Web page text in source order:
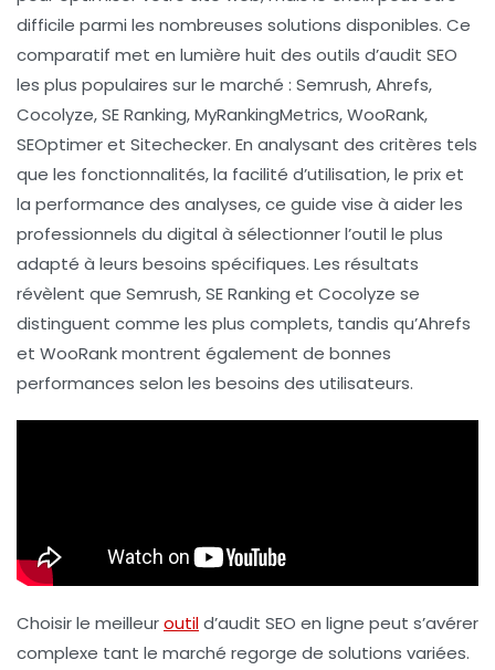
difficile parmi les nombreuses solutions disponibles. Ce
comparatif met en lumière huit des outils d’audit SEO
les plus populaires sur le marché : Semrush, Ahrefs,
Cocolyze, SE Ranking, MyRankingMetrics, WooRank,
SEOptimer et Sitechecker. En analysant des critères tels
que les fonctionnalités, la facilité d’utilisation, le prixet
la performance des analyses, ce guide vise à aider les
professionnels du digital à sélectionner l’outil le plus
adapté à leurs besoins spécifiques. Les résultats
révèlent que Semrush, SE Ranking et Cocolyze se
distinguent comme les plus complets, tandis qu’Ahrefs
et WooRank montrent également de bonnes
performances selon les besoins des utilisateurs.
Choisir le meilleuroutild’audit SEO en ligne peut s’avérer
complexe tant le marché regorge de solutions variées.